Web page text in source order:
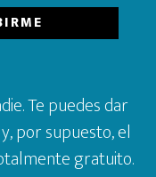
Te puedes dar
por supuesto, el
gratuito.